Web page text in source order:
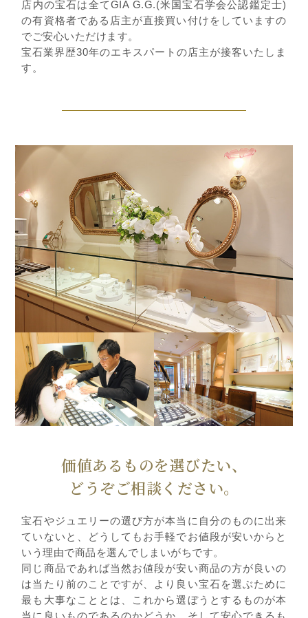
店内の宝石は全てGIA G.G.(米国宝石学会公認鑑定士)
の有資格者である店主が直接買い付けをしていますの
でご安心いただけます。
宝石業界歴30年のエキスパートの店主が接客いたしま
す。
価値あるものを選びたい、
どうぞご相談ください。
宝石やジュエリーの選び方が本当に自分のものに出来
ていないと、どうしてもお手軽でお値段が安いからと
いう理由で商品を選んでしまいがちです。
同じ商品であれば当然お値段が安い商品の方が良いの
は当たり前のことですが、より良い宝石を選ぶために
最も大事なこととは、これから選ぼうとするものが本
当に良いものであるのかどうか、そして安心できるも